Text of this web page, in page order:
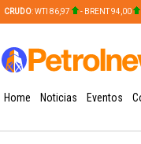
CRUDO: WTI 86,97 - BRENT 94,00
Home Noticias Eventos